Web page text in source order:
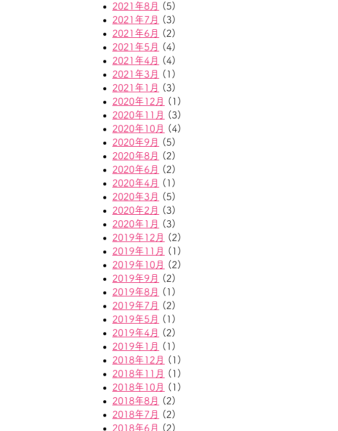
2021年8月
(5)
2021年7月
(3)
2021年6月
(2)
2021年5月
(4)
2021年4月
(4)
2021年3月
(1)
2021年1月
(3)
2020年12月
(1)
2020年11月
(3)
2020年10月
(4)
2020年9月
(5)
2020年8月
(2)
2020年6月
(2)
2020年4月
(1)
2020年3月
(5)
2020年2月
(3)
2020年1月
(3)
2019年12月
(2)
2019年11月
(1)
2019年10月
(2)
2019年9月
(2)
2019年8月
(1)
2019年7月
(2)
2019年5月
(1)
2019年4月
(2)
2019年1月
(1)
2018年12月
(1)
2018年11月
(1)
2018年10月
(1)
2018年8月
(2)
2018年7月
(2)
2018年6月
(2)